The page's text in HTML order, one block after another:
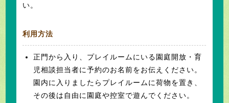
い。
利用方法
正門から入り、プレイルームにいる園庭開放・育
児相談担当者に予約のお名前をお伝えください。
園内に入りましたらプレイルームに荷物を置き、
その後は自由に園庭や控室で遊んでください。